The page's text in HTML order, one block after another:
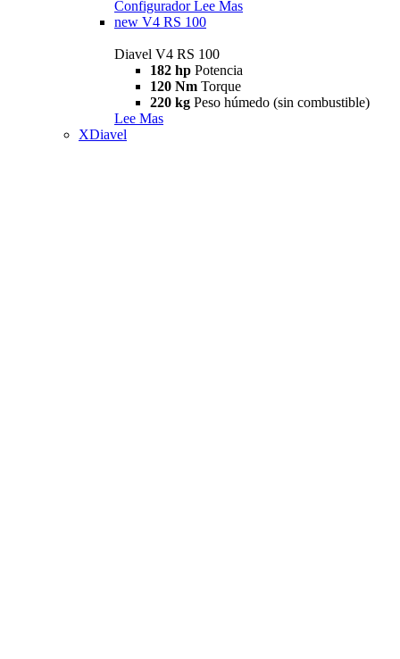
Configurador Lee Mas
new V4 RS 100
Diavel V4 RS 100
182 hp Potencia
120 Nm Torque
220 kg Peso húmedo (sin combustible)
Lee Mas
XDiavel